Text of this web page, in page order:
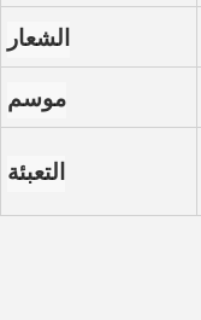
الشعار
موسم
التعبئة